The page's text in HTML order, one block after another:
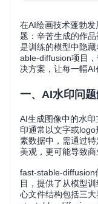
在AI绘画技术蓬勃
题：辛苦生成的作
是训练的模型中隐
able-diffusion项目
决方案，让每一幅AI
一、AI水印问
AI生成图像中的水
印通常以文字或
素数据中，需通过
美观，更可能导致商
fast-stable-diffusion
目，提供了从模型
心文件结构包括三